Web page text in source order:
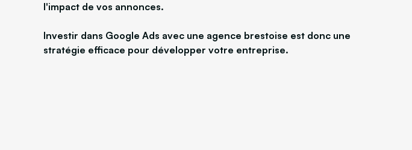
l'impact de vos annonces.
Investir dans Google Ads avec une agence brestoise est donc une
stratégie efficace pour développer votre entreprise.